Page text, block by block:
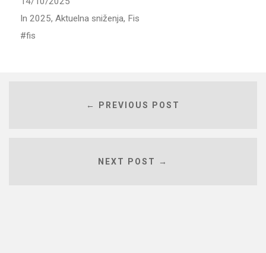
In 2025, Aktuelna sniženja, Fis
fis
← PREVIOUS POST
NEXT POST →